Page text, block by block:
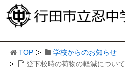
TOP
学校からのお知らせ
登下校時の荷物の軽減について